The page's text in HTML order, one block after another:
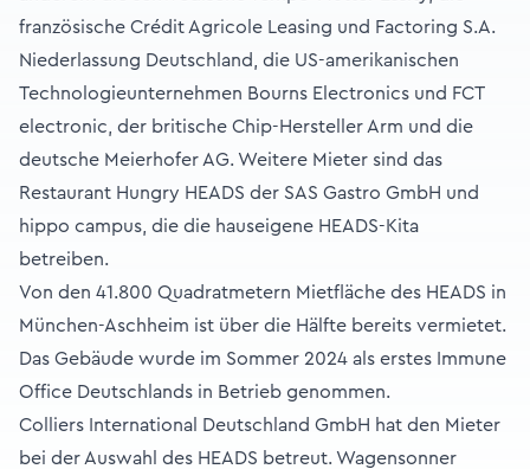
französische Crédit Agricole Leasing und Factoring S.A.
Niederlassung Deutschland, die US-amerikanischen
Technologieunternehmen Bourns Electronics und FCT
electronic, der britische Chip-Hersteller Arm und die
deutsche Meierhofer AG. Weitere Mieter sind das
Restaurant Hungry HEADS der SAS Gastro GmbH und
hippo campus, die die hauseigene HEADS-Kita
betreiben.
Von den 41.800 Quadratmetern Mietfläche des HEADS in
München-Aschheim ist über die Hälfte bereits vermietet.
Das Gebäude wurde im Sommer 2024 als erstes Immune
Office Deutschlands in Betrieb genommen.
Colliers International Deutschland GmbH hat den Mieter
bei der Auswahl des HEADS betreut. Wagensonner